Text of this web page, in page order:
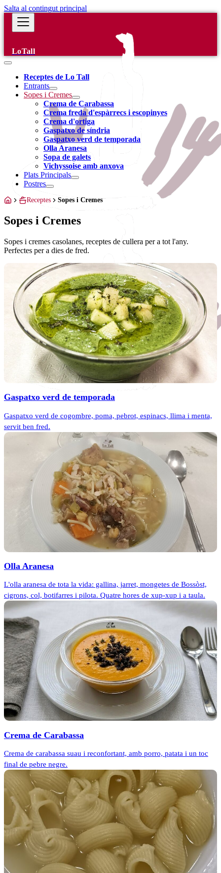
Salta al contingut principal
LoTall
Receptes de Lo Tall
Entrants
Sopes i Cremes
Crema de Carabassa
Crema freda d'espàrrecs i escopinyes
Crema d'ortiga
Gaspatxo de síndria
Gaspatxo verd de temporada
Olla Aranesa
Sopa de galets
Vichyssoise amb anxova
Plats Principals
Postres
Receptes Sopes i Cremes
Sopes i Cremes
Sopes i cremes casolanes, receptes de cullera per a tot l'any.
Perfectes per a dies de fred.
Gaspatxo verd de temporada
Gaspatxo verd de cogombre, poma, pebrot, espinacs, llima i menta,
servit ben fred.
Olla Aranesa
L'olla aranesa de tota la vida: gallina, jarret, mongetes de Bossòst,
cigrons, col, botifarres i pilota. Quatre hores de xup-xup i a taula.
Crema de Carabassa
Crema de carabassa suau i reconfortant, amb porro, patata i un toc
final de pebre negre.